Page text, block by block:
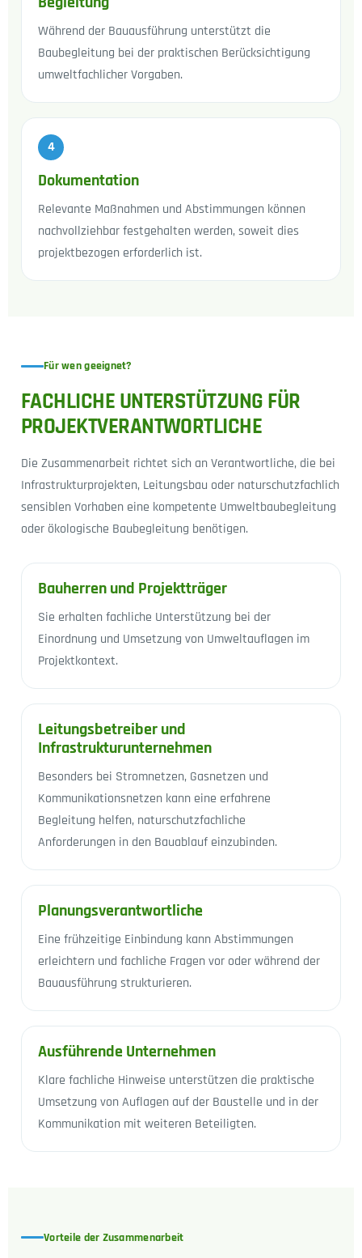
Während der Bauausführung unterstützt die
Baubegleitung bei der praktischen Berücksichtigung
umweltfachlicher Vorgaben.
4
Dokumentation
Relevante Maßnahmen und Abstimmungen können
nachvollziehbar festgehalten werden, soweit dies
projektbezogen erforderlich ist.
Für wen geeignet?
FACHLICHE UNTERSTÜTZUNG FÜR
PROJEKTVERANTWORTLICHE
Die Zusammenarbeit richtet sich an Verantwortliche, die bei
Infrastrukturprojekten, Leitungsbau oder naturschutzfachlich
sensiblen Vorhaben eine kompetente Umweltbaubegleitung
oder ökologische Baubegleitung benötigen.
Bauherren und Projektträger
Sie erhalten fachliche Unterstützung bei der
Einordnung und Umsetzung von Umweltauflagen im
Projektkontext.
Leitungsbetreiber und
Infrastrukturunternehmen
Besonders bei Stromnetzen, Gasnetzen und
Kommunikationsnetzen kann eine erfahrene
Begleitung helfen, naturschutzfachliche
Anforderungen in den Bauablauf einzubinden.
Planungsverantwortliche
Eine frühzeitige Einbindung kann Abstimmungen
erleichtern und fachliche Fragen vor oder während der
Bauausführung strukturieren.
Ausführende Unternehmen
Klare fachliche Hinweise unterstützen die praktische
Umsetzung von Auflagen auf der Baustelle und in der
Kommunikation mit weiteren Beteiligten.
Vorteile der Zusammenarbeit